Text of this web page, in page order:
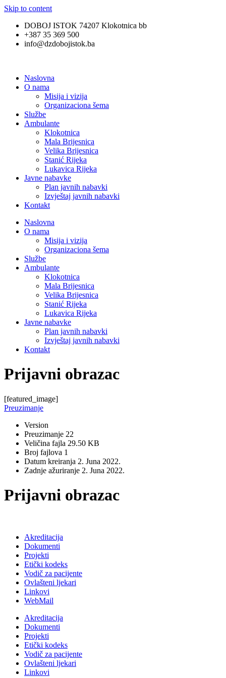
Skip to content
DOBOJ ISTOK 74207 Klokotnica bb
+387 35 369 500
info@dzdobojistok.ba
Naslovna
O nama
Misija i vizija
Organizaciona šema
Službe
Ambulante
Klokotnica
Mala Brijesnica
Velika Brijesnica
Stanić Rijeka
Lukavica Rijeka
Javne nabavke
Plan javnih nabavki
Izvještaj javnih nabavki
Kontakt
Naslovna
O nama
Misija i vizija
Organizaciona šema
Službe
Ambulante
Klokotnica
Mala Brijesnica
Velika Brijesnica
Stanić Rijeka
Lukavica Rijeka
Javne nabavke
Plan javnih nabavki
Izvještaj javnih nabavki
Kontakt
Prijavni obrazac
[featured_image]
Preuzimanje
Version
Preuzimanje 22
Veličina fajla 29.50 KB
Broj fajlova 1
Datum kreiranja 2. Juna 2022.
Zadnje ažuriranje 2. Juna 2022.
Prijavni obrazac
Akreditacija
Dokumenti
Projekti
Etički kodeks
Vodič za pacijente
Ovlašteni ljekari
Linkovi
WebMail
Akreditacija
Dokumenti
Projekti
Etički kodeks
Vodič za pacijente
Ovlašteni ljekari
Linkovi